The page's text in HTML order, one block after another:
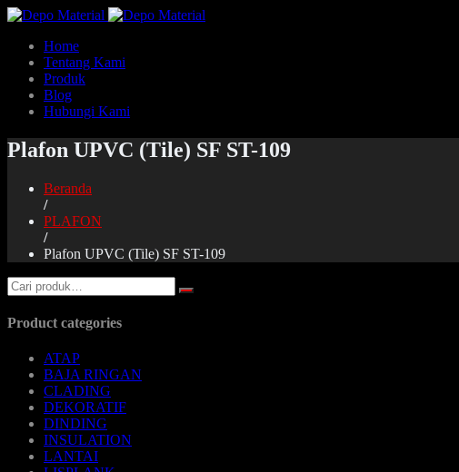
Home
Tentang Kami
Produk
Blog
Hubungi Kami
Plafon UPVC (Tile) SF ST-109
Beranda
/
PLAFON
/
Plafon UPVC (Tile) SF ST-109
Product categories
ATAP
BAJA RINGAN
CLADING
DEKORATIF
DINDING
INSULATION
LANTAI